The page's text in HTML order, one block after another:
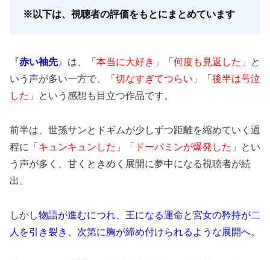
※以下は、視聴者の評価をもとにまとめています
『赤い袖先』は、「 本当に大好き 」「 何度も見返した 」と
いう声が多い一方で、「 切なすぎてつらい 」「 後半は号泣
した 」という感想も目立つ作品です。
前半は、世孫サンとドギムが少しずつ距離を縮めていく過
程に「 キュンキュンした 」「 ドーパミンが爆発した 」とい
う声が多く、甘くときめく展開に夢中になる視聴者が続
出。
しかし物語が進むにつれ、王になる運命と宮女の矜持が二
人を引き裂き、次第に胸が締め付けられるような展開へ。